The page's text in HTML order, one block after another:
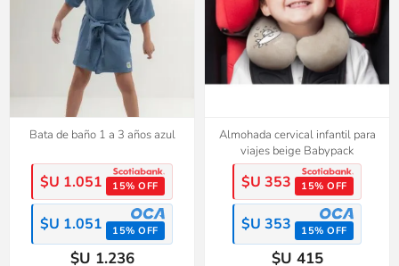
Bata de baño 1 a 3 años azul
$U 1.051 15% OFF
$U 1.051 15% OFF
$U 1.236
Almohada cervical infantil para
viajes beige Babypack
$U 353 15% OFF
$U 353 15% OFF
$U 415